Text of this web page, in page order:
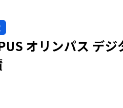
オリンパス デ